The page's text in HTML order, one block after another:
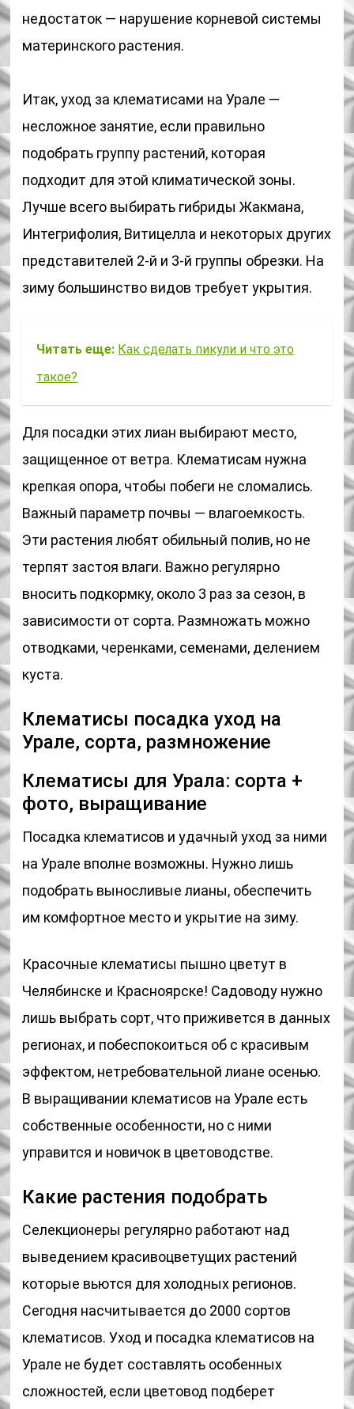
недостаток — нарушение корневой системы
материнского растения.
Итак, уход за клематисами на Урале —
несложное занятие, если правильно
подобрать группу растений, которая
подходит для этой климатической зоны.
Лучше всего выбирать гибриды Жакмана,
Интегрифолия, Витицелла и некоторых других
представителей 2-й и 3-й группы обрезки. На
зиму большинство видов требует укрытия.
Читать еще: Как сделать пикули и что это
такое?
Для посадки этих лиан выбирают место,
защищенное от ветра. Клематисам нужна
крепкая опора, чтобы побеги не сломались.
Важный параметр почвы — влагоемкость.
Эти растения любят обильный полив, но не
терпят застоя влаги. Важно регулярно
вносить подкормку, около 3 раз за сезон, в
зависимости от сорта. Размножать можно
отводками, черенками, семенами, делением
куста.
Клематисы посадка уход на
Урале, сорта, размножение
Клематисы для Урала: сорта +
фото, выращивание
Посадка клематисов и удачный уход за ними
на Урале вполне возможны. Нужно лишь
подобрать выносливые лианы, обеспечить
им комфортное место и укрытие на зиму.
Красочные клематисы пышно цветут в
Челябинске и Красноярске! Садоводу нужно
лишь выбрать сорт, что приживется в данных
регионах, и побеспокоиться об с красивым
эффектом, нетребовательной лиане осенью.
В выращивании клематисов на Урале есть
собственные особенности, но с ними
управится и новичок в цветоводстве.
Какие растения подобрать
Селекционеры регулярно работают над
выведением красивоцветущих растений
которые вьются для холодных регионов.
Сегодня насчитывается до 2000 сортов
клематисов. Уход и посадка клематисов на
Урале не будет составлять особенных
сложностей, если цветовод подберет